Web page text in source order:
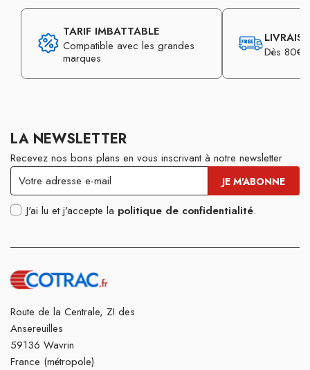
TARIF IMBATTABLE
Compatible avec les grandes
marques
Dès 80€
LA NEWSLETTER
Recevez nos bons plans en vous inscrivant à notre newsletter
J'ai lu et j'accepte la politique de confidentialité.
Route de la Centrale, ZI des
Ansereuilles
59136 Wavrin
France (métropole)